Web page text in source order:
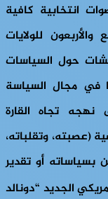
انتخابية كافية
للولايات
حول السياسات
في مجال السياسة
تجاه القارة
(عصبته، وتقلباته،
بسياساته أو تقدير
الجديد “دونالد